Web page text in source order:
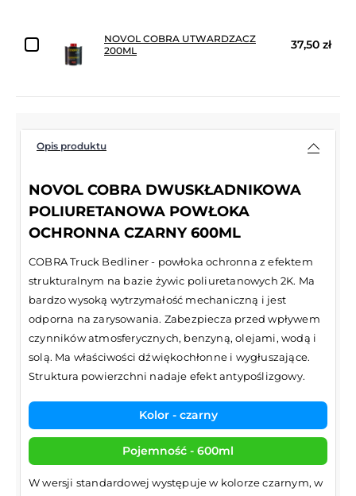
NOVOL COBRA UTWARDZACZ
200ML
37,50 zł
Opis produktu
NOVOL COBRA DWUSKŁADNIKOWA
POLIURETANOWA POWŁOKA
OCHRONNA CZARNY 600ML
COBRA Truck Bedliner - powłoka ochronna z efektem
strukturalnym na bazie żywic poliuretanowych 2K. Ma
bardzo wysoką wytrzymałość mechaniczną i jest
odporna na zarysowania. Zabezpiecza przed wpływem
czynników atmosferycznych, benzyną, olejami, wodą i
solą. Ma właściwości dźwiękochłonne i wygłuszające.
Struktura powierzchni nadaje efekt antypoślizgowy.
Kolor - czarny
Pojemność - 600ml
W wersji standardowej występuje w kolorze czarnym, w